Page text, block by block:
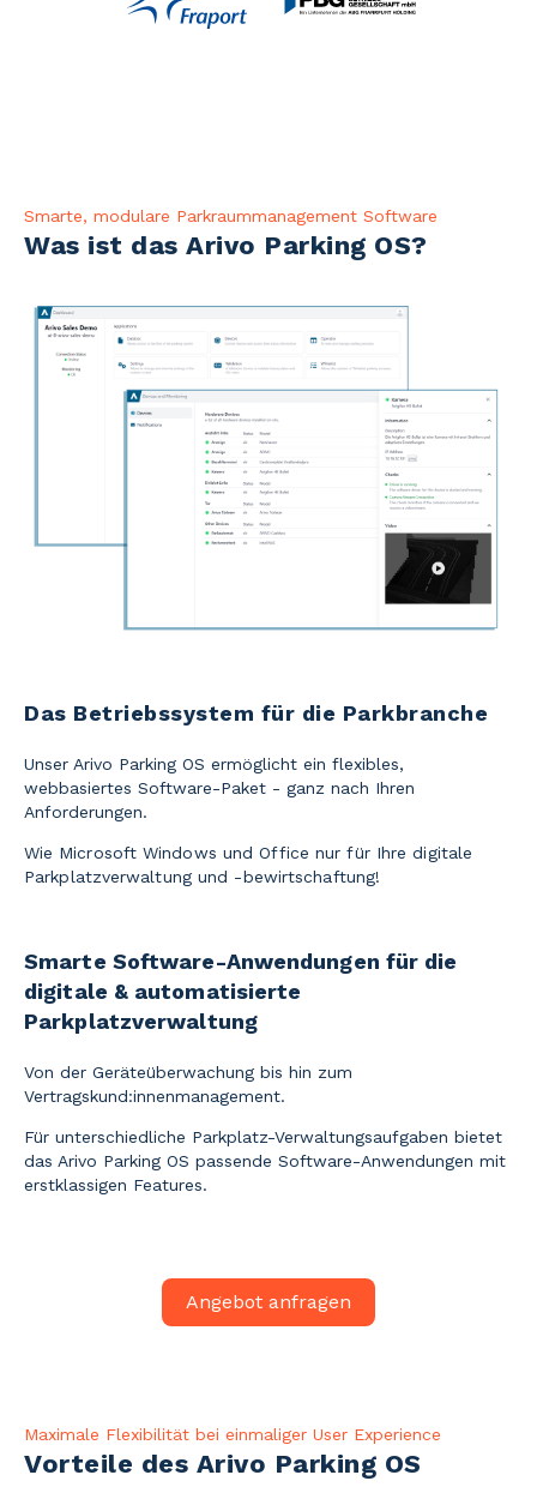
Smarte, modulare Parkraummanagement Software
Was ist das Arivo Parking OS?
Das Betriebssystem für die Parkbranche
Unser Arivo Parking OS ermöglicht ein flexibles,
webbasiertes Software-Paket - ganz nach Ihren
Anforderungen.
Wie Microsoft Windows und Office nur für Ihre digitale
Parkplatzverwaltung und -bewirtschaftung!
Smarte Software-Anwendungen für die
digitale & automatisierte
Parkplatzverwaltung
Von der Geräteüberwachung bis hin zum
Vertragskund:innenmanagement.
Für unterschiedliche Parkplatz-Verwaltungsaufgaben bietet
das Arivo Parking OS passende Software-Anwendungen mit
erstklassigen Features.
Angebot anfragen
Maximale Flexibilität bei einmaliger User Experience
Vorteile des Arivo Parking OS